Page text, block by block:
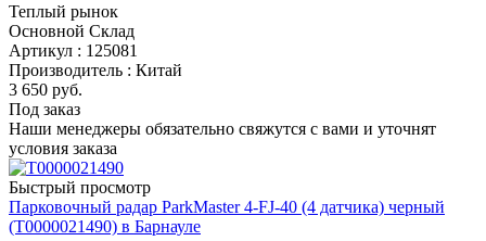
Теплый рынок
Основной Склад
Артикул : 125081
Производитель : Китай
3 650 руб.
Под заказ
Наши менеджеры обязательно свяжутся с вами и уточнят
условия заказа
Быстрый просмотр
Парковочный радар ParkMaster 4-FJ-40 (4 датчика) черный
(Т0000021490) в Барнауле